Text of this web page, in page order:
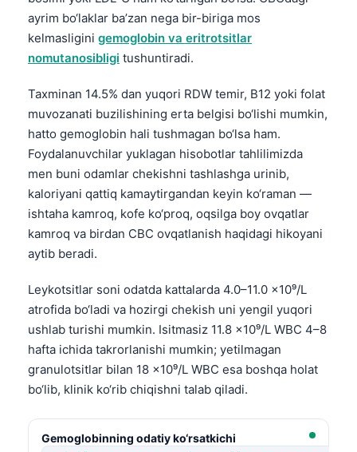
ayrim bo‘laklar ba’zan nega bir-biriga mos
kelmasligini gemoglobin va eritrotsitlar
nomutanosibligi tushuntiradi.
Taxminan 14.5% dan yuqori RDW temir, B12 yoki folat
muvozanati buzilishining erta belgisi bo‘lishi mumkin,
hatto gemoglobin hali tushmagan bo‘lsa ham.
Foydalanuvchilar yuklagan hisobotlar tahlilimizda
men buni odamlar chekishni tashlashga urinib,
kaloriyani qattiq kamaytirgandan keyin ko‘raman —
ishtaha kamroq, kofe ko‘proq, oqsilga boy ovqatlar
kamroq va birdan CBC ovqatlanish haqidagi hikoyani
aytib beradi.
Leykotsitlar soni odatda kattalarda 4.0–11.0 ×10⁹/L
atrofida bo‘ladi va hozirgi chekish uni yengil yuqori
ushlab turishi mumkin. Isitmasiz 11.8 ×10⁹/L WBC 4–8
hafta ichida takrorlanishi mumkin; yetilmagan
granulotsitlar bilan 18 ×10⁹/L WBC esa boshqa holat
bo‘lib, klinik ko‘rib chiqishni talab qiladi.
Gemoglobinning odatiy ko‘rsatkichi